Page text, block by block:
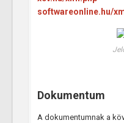
softwareonline.hu/
Dokumentum
A dokumentumnak a